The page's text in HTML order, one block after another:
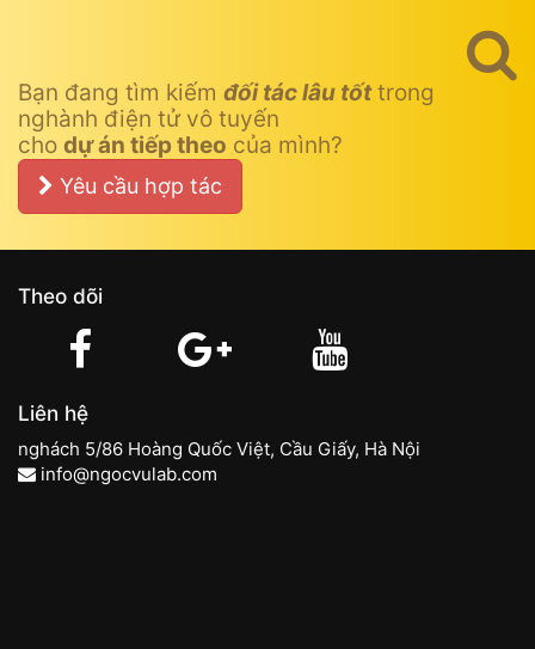
Bạn đang tìm kiếm đối tác lâu tốttrong
nghành điện tử vô tuyến
cho dự án tiếp theo của mình?
Yêu cầu hợp tác
Theo dõi
Liên hệ
nghách 5/86 Hoàng Quốc Việt, Cầu Giấy, Hà Nội
info@ngocvulab.com